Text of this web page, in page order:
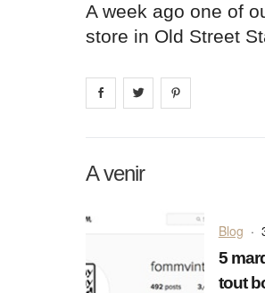
A week ago one of
store in Old Street
Share on facebook
Share on
A venir
Blog ·
5
tout